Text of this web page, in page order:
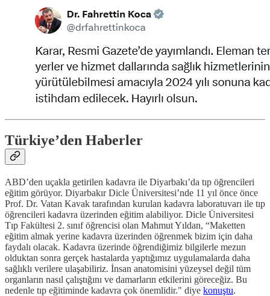
Türkiye’den Haberler
ABD’den uçakla getirilen kadavra ile Diyarbakı’da tıp öğrencileri
eğitim görüyor. Diyarbakır Dicle Üniversitesi’nde 11 yıl önce önce
Prof. Dr. Vatan Kavak tarafından kurulan kadavra laboratuvarı ile tıp
öğrencileri kadavra üzerinden eğitim alabiliyor. Dicle Üniversitesi
Tıp Fakültesi 2. sınıf öğrencisi olan Mahmut Yıldan, “Maketten
eğitim almak yerine kadavra üzerinden öğrenmek bizim için daha
faydalı olacak. Kadavra üzerinde öğrendiğimiz bilgilerle mezun
olduktan sonra gerçek hastalarda yaptığımız uygulamalarda daha
sağlıklı verilere ulaşabiliriz. İnsan anatomisini yüzeysel değil tüm
organların nasıl çalıştığını ve damarların etkilerini göreceğiz. Bu
nedenle tıp eğitiminde kadavra çok önemlidir." diye konuştu.